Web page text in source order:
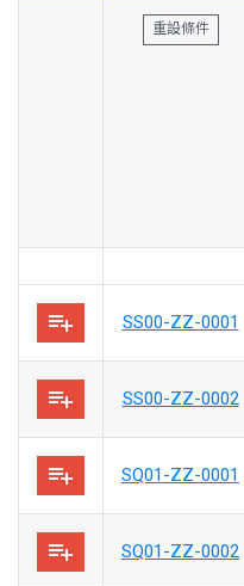
重設條件
playlist_add SS00-ZZ-0001
playlist_add SS00-ZZ-0002
playlist_add SQ01-ZZ-0001
playlist_add SQ01-ZZ-0002